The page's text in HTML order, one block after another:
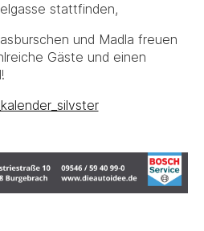
stattfinden,
und Madla freuen
Gäste und einen